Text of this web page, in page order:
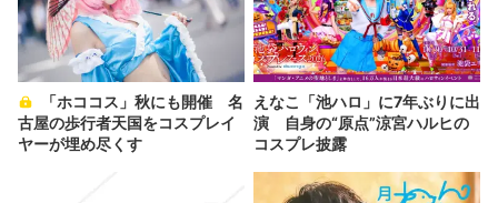
古屋の歩行者天国をコスプレイ
ヤーが埋め尽くす
えなこ「池ハロ」に7年ぶりに出
演 自身の“原点”涼宮ハルヒの
コスプレ披露